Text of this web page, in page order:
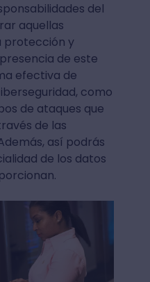
del
aquellas
protección y
de este
efectiva de
como
de ataques que
de las
así podrás
de los datos